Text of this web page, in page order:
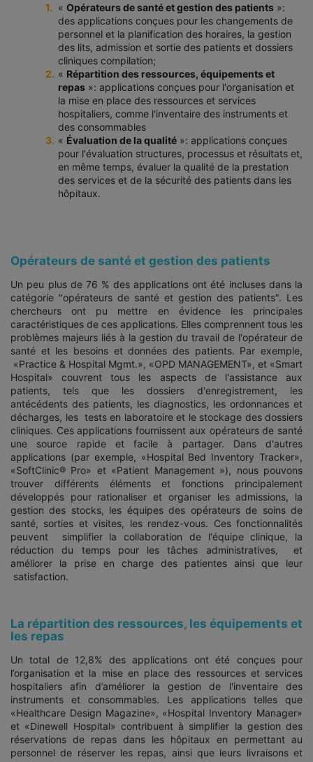
« Opérateurs de santé et gestion des patients »:
des applications conçues pour les changements de
personnel et la planification des horaires, la gestion
des lits, admission et sortie des patients et dossiers
cliniques compilation;
« Répartition des ressources, équipements et
repas »: applications conçues pour l'organisation et
la mise en place des ressources et services
hospitaliers, comme l'inventaire des instruments et
des consommables
« Évaluation de la qualité »: applications conçues
pour l'évaluation structures, processus et résultats et,
en même temps, évaluer la qualité de la prestation
des services et de la sécurité des patients dans les
hôpitaux.
Opérateurs de santé et gestion des patients
Un peu plus de 76 % des applications ont été incluses dans la
catégorie "opérateurs de santé et gestion des patients". Les
chercheurs ont pu mettre en évidence les principales
caractéristiques de ces applications. Elles comprennent tous les
problèmes majeurs liés à la gestion du travail de l'opérateur de
santé et les besoins et données des patients. Par exemple,
«Practice & Hospital Mgmt.», «OPD MANAGEMENT», et «Smart
Hospital» couvrent tous les aspects de l'assistance aux
patients, tels que les dossiers d'enregistrement, les
antécédents des patients, les diagnostics, les ordonnances et
décharges, les tests en laboratoire et le stockage des dossiers
cliniques. Ces applications fournissent aux opérateurs de santé
une source rapide et facile à partager. Dans d'autres
applications (par exemple, «Hospital Bed Inventory Tracker»,
«SoftClinic® Pro» et «Patient Management »), nous pouvons
trouver différents éléments et fonctions principalement
développés pour rationaliser et organiser les admissions, la
gestion des stocks, les équipes des opérateurs de soins de
santé, sorties et visites, les rendez-vous. Ces fonctionnalités
peuvent simplifier la collaboration de l'équipe clinique, la
réduction du temps pour les tâches administratives, et
améliorer la prise en charge des patientes ainsi que leur
satisfaction.
La répartition des ressources, les équipements et
les repas
Un total de 12,8% des applications ont été conçues pour
l’organisation et la mise en place des ressources et services
hospitaliers afin d’améliorer la gestion de l'inventaire des
instruments et consommables. Les applications telles que
«Healthcare Design Magazine», «Hospital Inventory Manager»
et «Dinewell Hospital» contribuent à simplifier la gestion des
réservations de repas dans les hôpitaux en permettant au
personnel de réserver les repas, ainsi que leurs livraisons et